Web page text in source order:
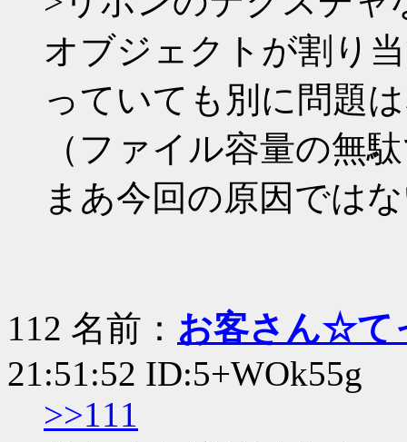
オブジェクトが割り
っていても別に問題
（ファイル容量の無
まあ今回の原因では
112 名前： お客さん☆て
21:51:52 ID:5+WOk55g
>>111